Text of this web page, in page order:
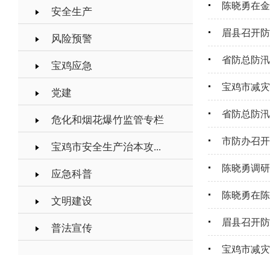
安全生产
风险预警
宝鸡应急
党建
危化和烟花爆竹监管专栏
宝鸡市安全生产治本攻...
应急科普
文明建设
普法宣传
陈晓勇在
眉县召开
省防总防
宝鸡市减
省防总防
市防办召
陈晓勇调
陈晓勇在
眉县召开
宝鸡市减